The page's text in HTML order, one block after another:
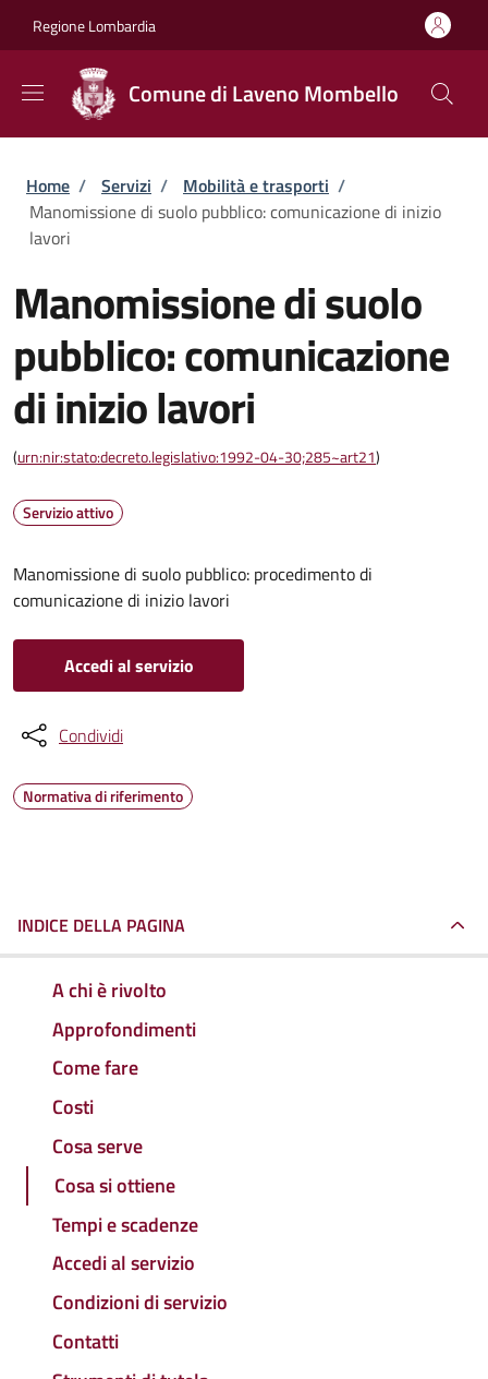
Regione Lombardia
Comune di Laveno Mombello
Briciole di pane
Home / Servizi / Mobilità e trasporti /
Manomissione di suolo pubblico: comunicazione di inizio
lavori
Manomissione di suolo
pubblico: comunicazione
di inizio lavori
(urn:nir:stato:decreto.legislativo:1992-04-30;285~art21)
Servizio attivo
Manomissione di suolo pubblico: procedimento di
comunicazione di inizio lavori
Accedi al servizio
Condividi
Normativa di riferimento
INDICE DELLA PAGINA
A chi è rivolto
Approfondimenti
Come fare
Costi
Cosa serve
Cosa si ottiene
Tempi e scadenze
Accedi al servizio
Condizioni di servizio
Contatti